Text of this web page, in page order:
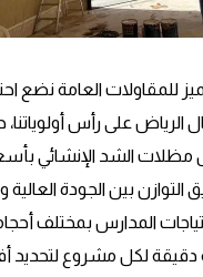
للمقاولات العامة نضع
على رأس
مظلات الشد الإنشائي
بين الجودة العالية
المدارس بمختلف
لكل مشروع لتحديد